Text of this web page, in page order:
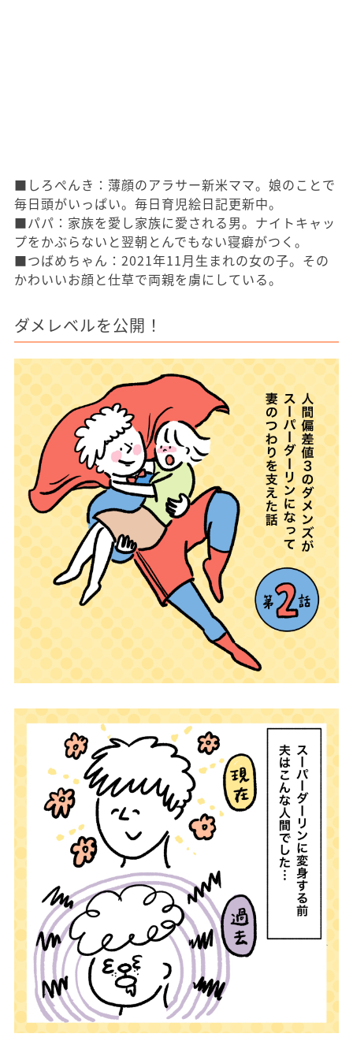
■しろぺんき：薄顔のアラサー新米ママ。娘のことで
毎日頭がいっぱい。毎日育児絵日記更新中。
■パパ：家族を愛し家族に愛される男。ナイトキャッ
プをかぶらないと翌朝とんでもない寝癖がつく。
■つばめちゃん：2021年11月生まれの女の子。その
かわいいお顔と仕草で両親を虜にしている。
ダメレベルを公開！